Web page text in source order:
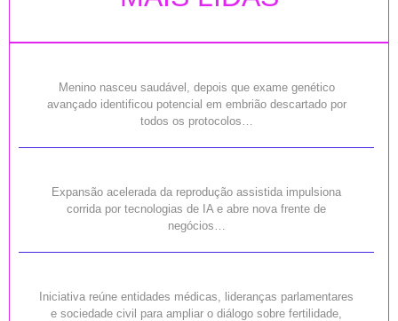
Menino nasceu saudável, depois que exame genético
avançado identificou potencial em embrião descartado por
todos os protocolos…
Expansão acelerada da reprodução assistida impulsiona
corrida por tecnologias de IA e abre nova frente de
negócios…
Iniciativa reúne entidades médicas, lideranças parlamentares
e sociedade civil para ampliar o diálogo sobre fertilidade,